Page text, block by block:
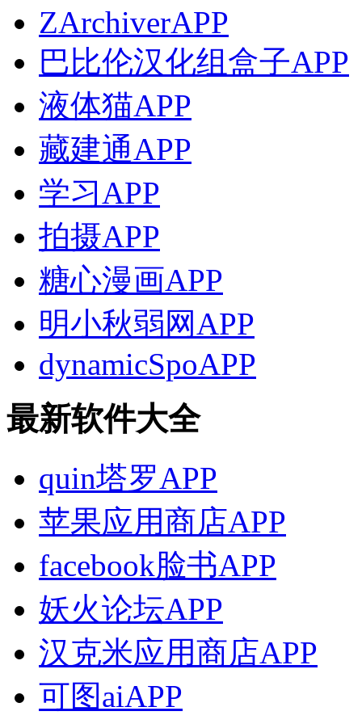
ZArchiverAPP
巴比伦汉化组盒子APP
液体猫APP
藏建通APP
学习APP
拍摄APP
糖心漫画APP
明小秋弱网APP
dynamicSpoAPP
最新软件大全
quin塔罗APP
苹果应用商店APP
facebook脸书APP
妖火论坛APP
汉克米应用商店APP
可图aiAPP